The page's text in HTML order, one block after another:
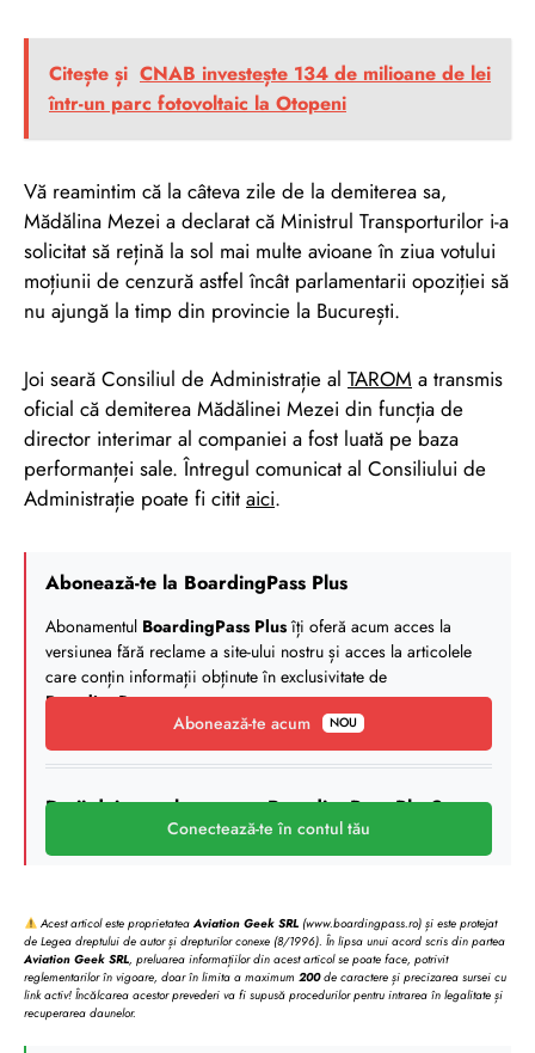
Citește și CNAB investește 134 de milioane de lei
într-un parc fotovoltaic la Otopeni
Vă reamintim că la câteva zile de la demiterea sa,
Mădălina Mezei a declarat că Ministrul Transporturilor i-a
solicitat să rețină la sol mai multe avioane în ziua votului
moțiunii de cenzură astfel încât parlamentarii opoziției să
nu ajungă la timp din provincie la București.
Joi seară Consiliul de Administrație al TAROM a transmis
oficial că demiterea Mădălinei Mezei din funcția de
director interimar al companiei a fost luată pe baza
performanței sale. Întregul comunicat al Consiliului de
Administrație poate fi citit aici.
Abonează-te la BoardingPass Plus
Abonamentul BoardingPass Plusîți oferă acum acces la
versiunea fără reclame a site-ului nostru și acces la articolele
care conțin informații obținute în exclusivitate de
BoardingPass.
Abonează-te acum
NOU
Deții deja un abonament BoardingPass Plus?
Conectează-te în contul tău
Acest articol este proprietateaAviation Geek SRL (www.boardingpass.ro) și este protejat
de Legea dreptului de autor și drepturilor conexe (8/1996). În lipsa unui acord scris din partea
Aviation Geek SRL, preluarea informațiilor din acest articol se poate face, potrivit
reglementarilor în vigoare, doar în limita a maximum 200de caractere și precizarea sursei cu
link activ! Încălcarea acestor prevederi va fi supusă procedurilor pentru intrarea în legalitate și
recuperarea daunelor.